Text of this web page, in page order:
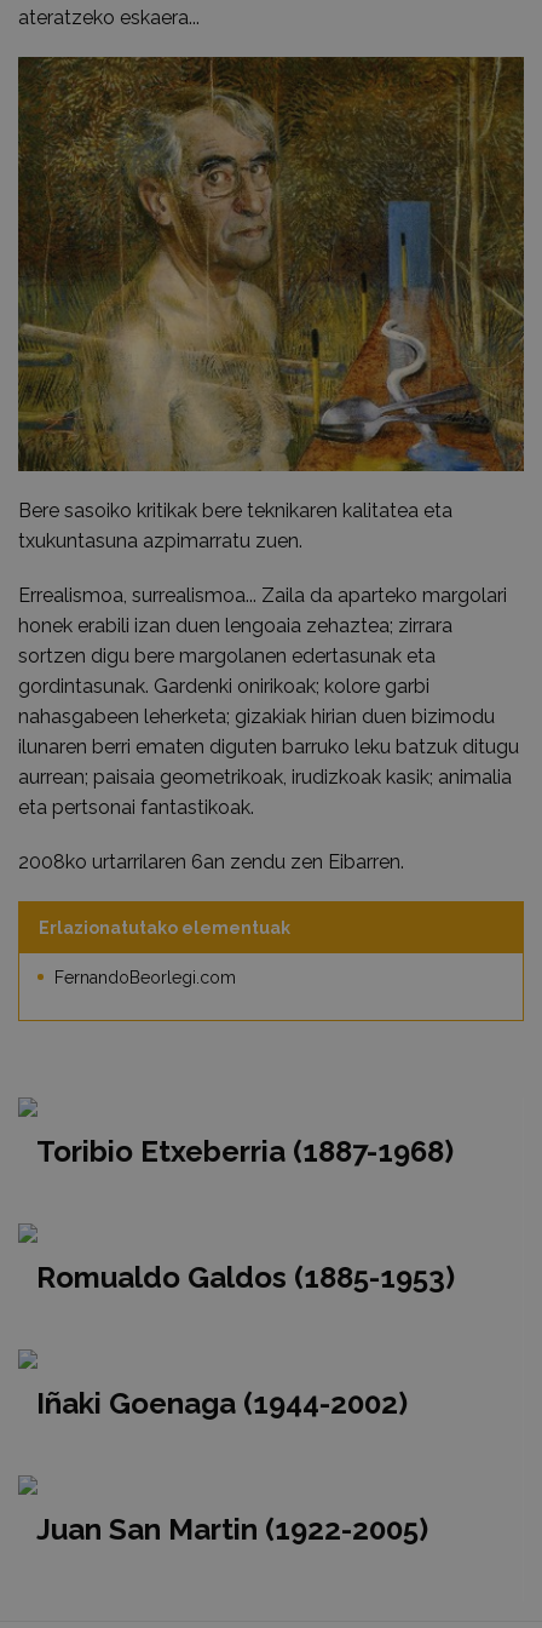
ateratzeko eskaera...
Bere sasoiko kritikak bere teknikaren kalitatea eta
txukuntasuna azpimarratu zuen.
Errealismoa, surrealismoa... Zaila da aparteko margolari
honek erabili izan duen lengoaia zehaztea; zirrara
sortzen digu bere margolanen edertasunak eta
gordintasunak. Gardenki onirikoak; kolore garbi
nahasgabeen leherketa; gizakiak hirian duen bizimodu
ilunaren berri ematen diguten barruko leku batzuk ditugu
aurrean; paisaia geometrikoak, irudizkoak kasik; animalia
eta pertsonai fantastikoak.
2008ko urtarrilaren 6an zendu zen Eibarren.
Erlazionatutako elementuak
FernandoBeorlegi.com
Toribio Etxeberria (1887-1968)
Romualdo Galdos (1885-1953)
Iñaki Goenaga (1944-2002)
Juan San Martin (1922-2005)